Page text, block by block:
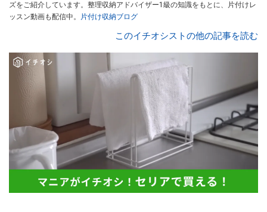
ズをご紹介しています。整理収納アドバイザー1級の知識をもとに、片付けレ
ッスン動画も配信中。
片付け収納ブログ
このイチオシストの他の記事を読む